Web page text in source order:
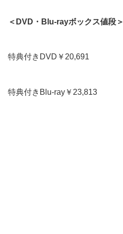
＜DVD・Blu-rayボックス値段＞
特典付きDVD￥20,691
特典付きBlu-ray￥23,813